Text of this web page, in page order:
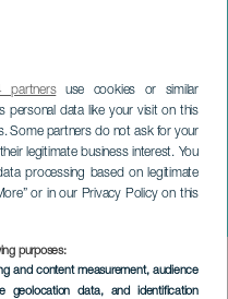
partnersuse cookies or similar
personal data like your visit on this
Some partners do not ask for your
legitimate business interest. You
processing based on legitimate
or in our Privacy Policy on this
purposes:
and content measurement, audience
geolocation data, and identification